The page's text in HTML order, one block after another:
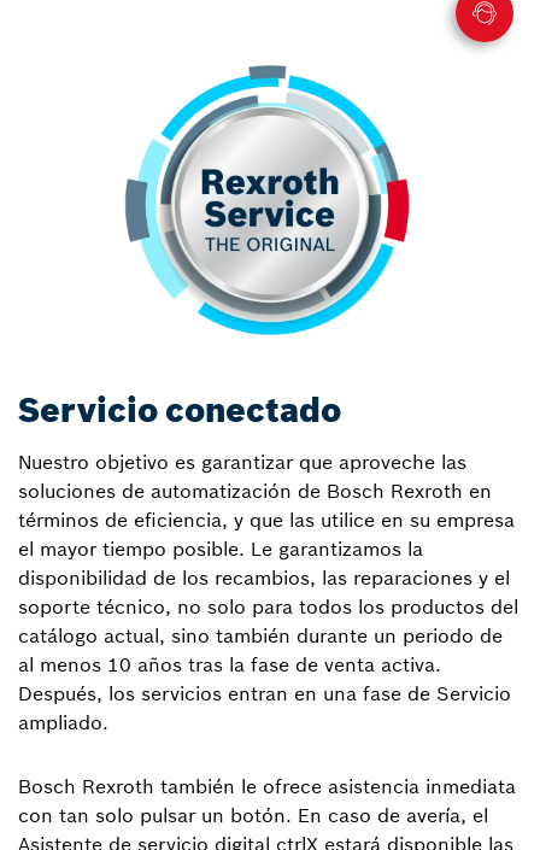
Servicio conectado
Nuestro objetivo es garantizar que aproveche las
soluciones de automatización de Bosch Rexroth en
términos de eficiencia, y que las utilice en su empresa
el mayor tiempo posible. Le garantizamos la
disponibilidad de los recambios, las reparaciones y el
soporte técnico, no solo para todos los productos del
catálogo actual, sino también durante un periodo de
al menos 10 años tras la fase de venta activa.
Después, los servicios entran en una fase de Servicio
ampliado.
Bosch Rexroth también le ofrece asistencia inmediata
con tan solo pulsar un botón. En caso de avería, el
Asistente de servicio digital ctrlX estará disponible las